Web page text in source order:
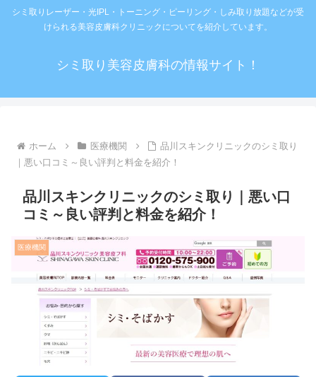
シミ取りレーザー・光IPL・トーニング・ピーリング・しみ取り放題などが受
けられる美容皮膚科クリニックについてを紹介しています。
シミ取り美容皮膚科の情報サイト！
ホーム 医療機関
品川スキンクリニックのシミ取り
｜悪い口コミ～良い評判と料金を紹介！
品川スキンクリニックのシミ取り｜悪い口
コミ～良い評判と料金を紹介！
医療機関